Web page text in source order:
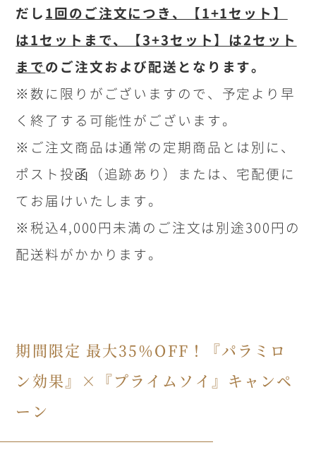
だし1回のご注文につき、【1+1セット】
は1セットまで、【3+3セット】は2セット
までのご注文および配送となります。
※数に限りがございますので、予定より早
く終了する可能性がございます。
※ご注文商品は通常の定期商品とは別に、
ポスト投函（追跡あり）または、宅配便に
てお届けいたします。
※税込4,000円未満のご注文は別途300円の
配送料がかかります。
期間限定 最大35％OFF！『パラミロ
ン効果』×『プライムソイ』キャンペ
ーン